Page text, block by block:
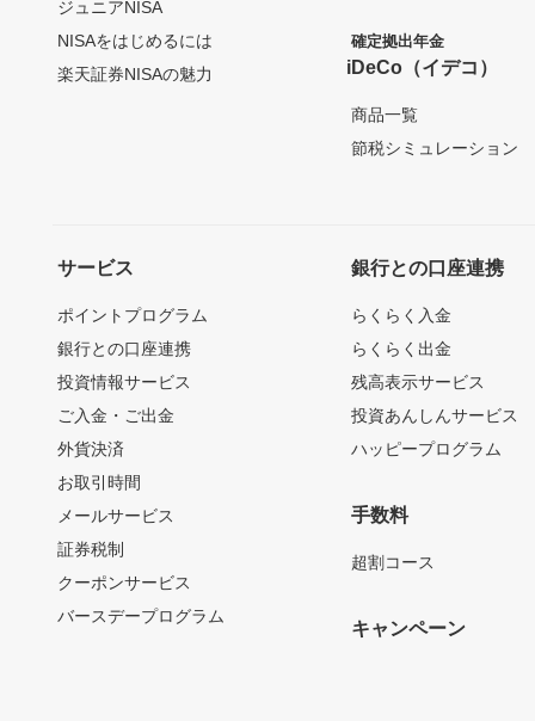
ジュニアNISA
NISAをはじめるには
楽天証券NISAの魅力
確定拠出年金
iDeCo（イデコ）
商品一覧
節税シミュレーション
サービス
ポイントプログラム
銀行との口座連携
投資情報サービス
ご入金・ご出金
外貨決済
お取引時間
メールサービス
証券税制
クーポンサービス
バースデープログラム
銀行との口座連携
らくらく入金
らくらく出金
残高表示サービス
投資あんしんサービス
ハッピープログラム
手数料
超割コース
キャンペーン